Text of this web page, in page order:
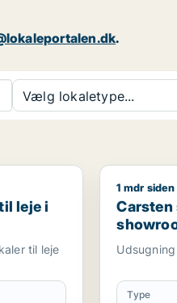
.
Vælg lokaletype...
i Fyn
leje i
til leje
Carsten
1 mdr siden
eller
Type